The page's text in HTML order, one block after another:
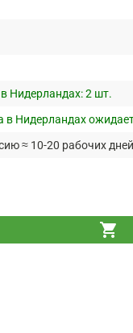
Нидерландах:2 шт.
Нидерландах
≈ 10-20 рабочих
shopping_cart